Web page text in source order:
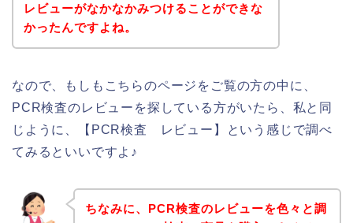
レビューがなかなかみつけることができな
かったんですよね。
なので、もしもこちらのページをご覧の方の中に、
PCR検査のレビューを探している方がいたら、私と同
じように、【PCR検査 レビュー】という感じで調べ
てみるといいですよ♪
ちなみに、PCR検査のレビューを色々と調